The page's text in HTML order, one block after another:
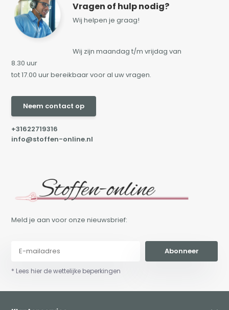
Vragen of hulp nodig?
Wij helpen je graag!
Wij zijn maandag t/m vrijdag van
8.30 uur
tot 17.00 uur bereikbaar voor al uw vragen.
Neem contact op
+31622719316
info@stoffen-online.nl
Meld je aan voor onze nieuwsbrief:
Abonneer
* Lees hier de wettelijke beperkingen